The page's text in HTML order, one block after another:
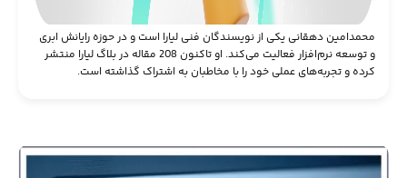
محمد‌امین دهقانی یکی از نویسندگان فنی لیارا است و در حوزه رایانش ابری
و توسعه نرم‌افزار فعالیت می‌کند. او تاکنون 208 مقاله در بلاگ لیارا منتشر
کرده و تجربه‌های عملی خود را با مخاطبان به اشتراک گذاشته است.